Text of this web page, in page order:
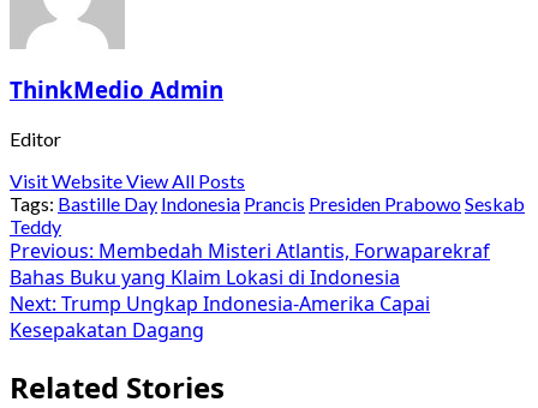
ThinkMedio Admin
Editor
Visit WebsiteView All Posts
Tags: Bastille Day Indonesia Prancis Presiden PrabowoSeskab
Teddy
Post
navigation
Previous: Membedah Misteri Atlantis, Forwaparekraf
Bahas Buku yang Klaim Lokasi di Indonesia
Next: Trump Ungkap Indonesia-Amerika Capai
Kesepakatan Dagang
Related Stories